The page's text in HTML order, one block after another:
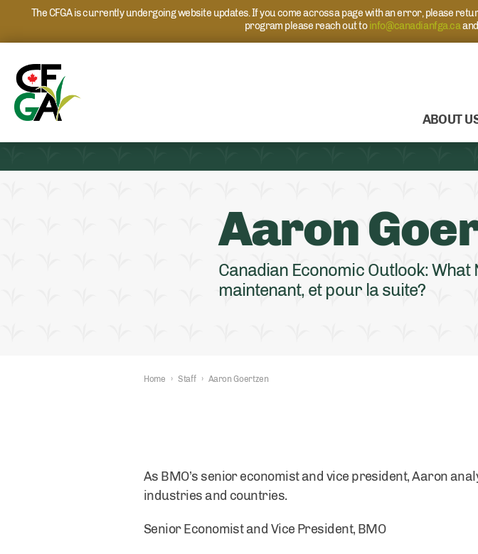
The CFGA is currently undergoing website updates. If you come across a page with an error, please
program please reach out toinfo@canadianfga.ca
ABOUT
Aaron
Canadian Economic Outlook:
maintenant, et pour la suite?
Home › Staff › Aaron Goertzen
As BMO’s senior economist and vice president, Aaron
industries and countries.
Senior Economist and Vice President, BMO